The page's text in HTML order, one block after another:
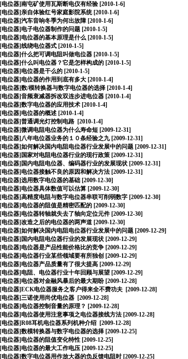
[电位器]南屯矿使用瓦斯断电仪有经验[2010-1-6]
[电位器]亲自体验红号家庭影院系统[2010-1-6]
[电位器]汽车音响冬季为何出故障 [2010-1-6]
[电位器]电子电位器制作的问题 [2010-1-5]
[电位器]电位器的基本原理是什么 [2010-1-5]
[电位器]线绕电位器式 [2010-1-5]
[电位器]什么把可调电阻叫做电位器 [2010-1-5]
[电位器]什么叫电位器？它是怎样构成的 [2010-1-5]
[电位器]电位器是干么的 [2010-1-5]
[电位器]电位器的作用到底有多大 [2010-1-4]
[电位器]数/模转换器与数字电位器的选择 [2010-1-4]
[电位器]音频衰减器拆改双连步进电位器 [2010-1-4]
[电位器]数字电位器的应用技术 [2010-1-4]
[电位器]电位器的概述 [2010-1-4]
[电位器]普通调光灯控制电路 [2010-1-4]
[电位器]微调电阻电位器为什么寿命短 [2009-12-31]
[电位器] 八年电位器业务的１０条经验之九[2009-12-31]
[电位器]如何解决国内电阻电位器行业发展中的问题 [2009-12-31]
[电位器] 国家对电阻电位器行业的现行政策 [2009-12-31]
[电位器] 国内电阻电位器、编码器行业的发展现状 [2009-12-31]
[电位器]电位器接触不良的原因和解决方法 [2009-12-31]
[电位器]选用数字电位器的基础 [2009-12-30]
[电位器]电位器具体数值可以估算 [2009-12-30]
[电位器]高精度电阻与数字电位器串联可削弱数字 [2009-12-30]
[电位器]电位器的阻值是精密匹配的 [2009-12-30]
[电位器]电位器转轴就失去了轴向定位元件[2009-12-30]
[电位器]改造之后的电位器的两声道 [2009-12-30]
[电位器]如何解决国内电阻电位器行业发展中的问题 [2009-12-29]
[电位器] 国内电阻电位器行业的发展现状 [2009-12-29]
[电位器]电位器是产品性能价格比的竞争 [2009-12-29]
[电位器]电位器行业某些领域要有所独创 [2009-12-29]
[电位器]电位器产品质量有了很大提高 [2009-12-29]
[电位器]电阻、电位器行业十年回顾与展望 [2009-12-29]
[电位器]电位器对金融风暴后的最大期盼[2009-12-28]
[电位器]ECK电位器服务之客户得来全不费功夫 [2009-12-28]
[电位器]三诺使用尚优电位器 [2009-12-28]
[电位器]电位器控制音量的原理？ [2009-12-28]
[电位器]电位器使用注意事项之电位器接线方法 [2009-12-28]
[电位器]R08耳机电位器系列机种介绍 [2009-12-28]
[电位器]数模转换器与数字电位器的选择 [2009-12-25]
[电位器]电位器的阻值变化特性 [2009-12-25]
[电位器]电位器的最大工作电压 [2009-12-25]
[电位器]数字电位器用作放大器的负反馈电阻时[2009-12-25]